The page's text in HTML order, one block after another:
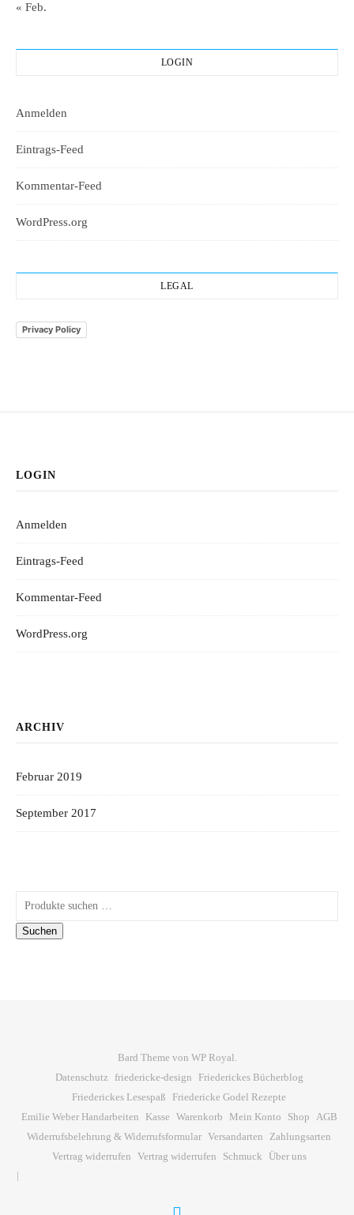
« Feb.
LOGIN
Anmelden
Eintrags-Feed
Kommentar-Feed
WordPress.org
LEGAL
Privacy Policy
LOGIN
Anmelden
Eintrags-Feed
Kommentar-Feed
WordPress.org
ARCHIV
Februar 2019
September 2017
Suchen nach:
Suchen
Bard Theme von WP Royal.
Datenschutz
friedericke-design
Friederickes Bücherblog
Friederickes Lesespaß
Friedericke Godel Rezepte
Emilie Weber Handarbeiten
Kasse Warenkorb Mein Konto Shop AGB
Widerrufsbelehrung & Widerrufsformular Versandarten Zahlungsarten
Vertrag widerrufen Vertrag widerrufen Schmuck Über uns